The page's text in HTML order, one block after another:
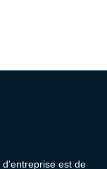
est de